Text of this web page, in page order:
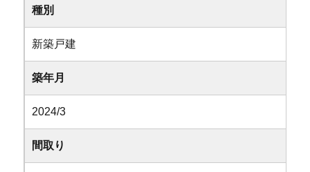
種別
新築戸建
築年月
2024/3
間取り